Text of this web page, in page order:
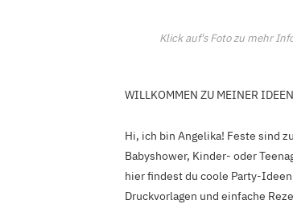
Klick auf's Foto zu mehr
WILLKOMMEN ZU MEINER
Hi, ich bin Angelika! Feste sind
Babyshower, Kinder- oder
hier findest du coole Party-
Druckvorlagen und einfache